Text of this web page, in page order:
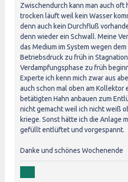
Zwischendurch kann man auch oft
trocken läuft weil kein Wasser
denn auch kein Durchfluß
denn wieder ein Schwall. Meine
das Medium im System wegen
Betriebsdruck zu früh in
Verdampfungsphase zu früh
Experte ich kenn mich zwar aus
auch schon mal oben am Kollektor
betätigten Hahn anbauen zum
nicht gemacht weil ich nicht weiß
kriege. Sonst hätte ich die Anlage
gefüllt entlüftet und vorgespannt.
Danke und schönes Wochenende